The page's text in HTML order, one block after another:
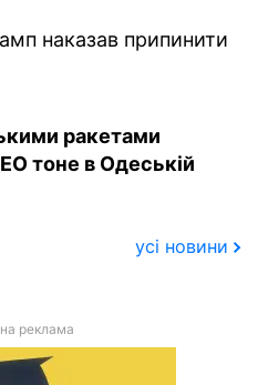
наказав припинити
ракетами
тоне в Одеській
усі новини
реклама